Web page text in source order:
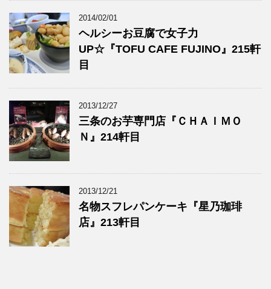
2014/02/01
ヘルシーお豆腐で女子力
UP☆『TOFU CAFE FUJINO』215軒
目
2013/12/27
三条のお芋専門店『ＣＨＡＩＭＯ
Ｎ』214軒目
2013/12/21
名物スフレパンケーキ『星乃珈琲
店』213軒目